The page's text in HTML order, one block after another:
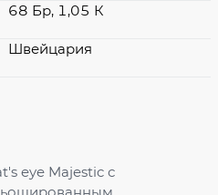
eye Majestic с
68 Бр, 1,05 К
Швейцария